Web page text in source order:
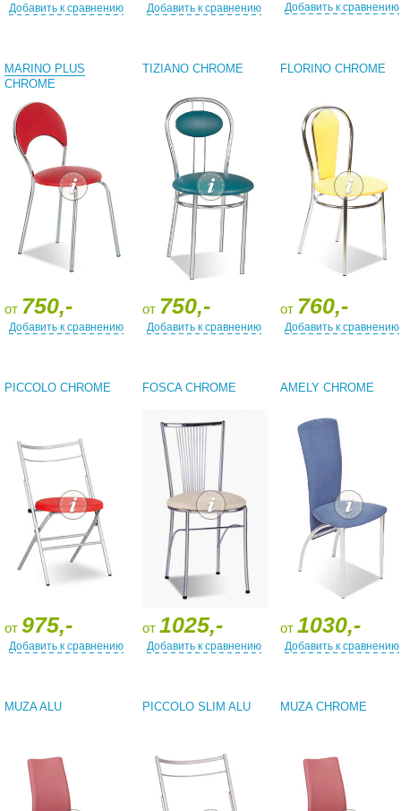
Добавить к сравнению Добавить к сравнению Добавить к сравнению
MARINO PLUS
CHROME
от 750,-
Добавить к сравнению
TIZIANO CHROME
от 750,-
Добавить к сравнению
FLORINO CHROME
от 760,-
Добавить к сравнению
PICCOLO CHROME
от 975,-
Добавить к сравнению
FOSCA CHROME
от 1025,-
Добавить к сравнению
AMELY CHROME
от 1030,-
Добавить к сравнению
MUZA ALU PICCOLO SLIM ALU MUZA CHROME